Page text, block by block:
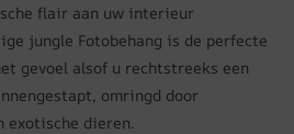
flair aan uw interieur
jungle Fotobehang is de perfecte
gevoel alsof u rechtstreeks een
omringd door
exotische dieren.